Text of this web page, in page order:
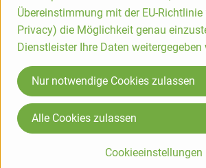
Schon gewusst:
Kresse ist unkompliziert im Anbau.
Untergrund für die Keimung. Sie stellt
Ansprüche an den Boden. Die
im Geschmack und eignet sich ebenfalls
Salatmischungen.
Produktinformationen
Übereinstimmung mit der EU-
Privacy) die Möglichkeit genau
Dienstleister Ihre Daten weitergegeben
Cookieeinstellungen
Nur notwendige Cookies zulassen
Alle Cookies zulassen